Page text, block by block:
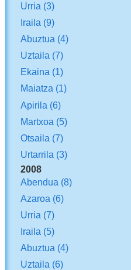
Urria (3)
Iraila (9)
Abuztua (4)
Uztaila (7)
Ekaina (1)
Maiatza (1)
Apirila (6)
Martxoa (5)
Otsaila (7)
Urtarrila (3)
2008
Abendua (8)
Azaroa (6)
Urria (7)
Iraila (5)
Abuztua (4)
Uztaila (6)